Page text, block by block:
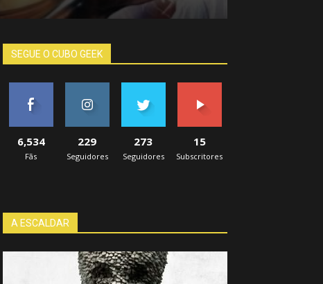
SEGUE O CUBO GEEK
6,534
Fãs
229
Seguidores
273
Seguidores
15
Subscritores
A ESCALDAR